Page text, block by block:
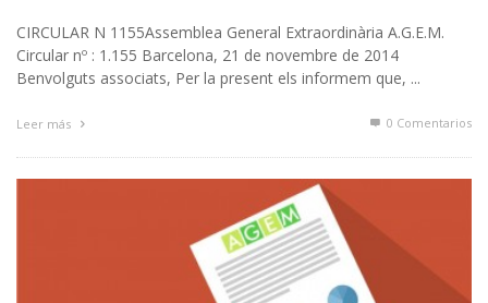
CIRCULAR N 1155Assemblea General Extraordinària A.G.E.M.
Circular nº : 1.155 Barcelona, 21 de novembre de 2014
Benvolguts associats, Per la present els informem que, ...
Leer más 0 Comentarios